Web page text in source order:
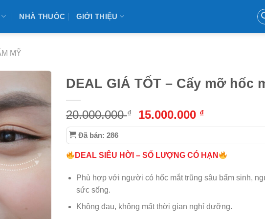
NHÀ THUỐC GIỚI THIỆU
MỸ
DEAL GIÁ TỐT – Cấy mỡ hốc
20.000.000₫
Giá
gốc
20.000.000 ₫.
15.000.000 ₫Giá
hiện
là:
15.000.000
Đã bán: 286
DEAL SIÊU HỜI – SỐ LƯỢNG CÓ HẠN
Phù hợp với người có hốc mắt trũng sâu bẩm sinh,
sức sống.
Không đau, không mất thời gian nghỉ dưỡng.